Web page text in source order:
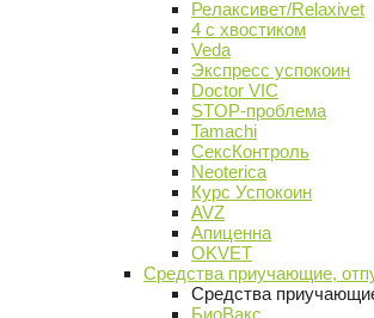
Релаксивет/Relaxivet
4 с хвостиком
Veda
Экспресс успокоин
Doctor VIC
STOP-проблема
Tamachi
СексКонтроль
Neoterica
Курс Успокоин
AVZ
Апиценна
OKVET
Средства приучающие,
Средства
БиоВакс